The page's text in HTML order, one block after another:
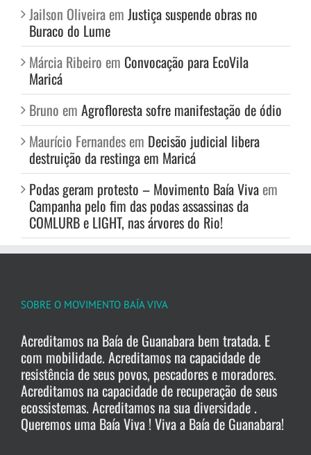
Jailson Oliveira em Justiça suspende obras no
Buraco do Lume
Márcia Ribeiro em Convocação para EcoVila
Maricá
Bruno em Agrofloresta sofre manifestação de ódio
Maurício Fernandes em Decisão judicial libera
destruição da restinga em Maricá
Podas geram protesto – Movimento Baía Viva em
Campanha pelo fim das podas assassinas da
COMLURB e LIGHT, nas árvores do Rio!
SOBRE O MOVIMENTO BAÍA VIVA
Acreditamos na Baía de Guanabara bem tratada. E
com mobilidade. Acreditamos na capacidade de
resistência de seus povos, pescadores e moradores.
Acreditamos na capacidade de recuperação de seus
ecossistemas. Acreditamos na sua diversidade .
Queremos uma Baía Viva ! Viva a Baía de Guanabara!